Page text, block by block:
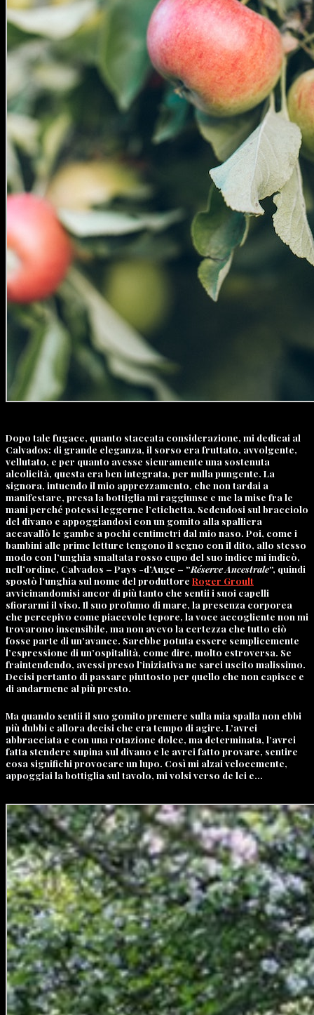
Dopo tale fugace, quanto staccata considerazione, mi dedicai al
Calvados: di grande eleganza, il sorso era fruttato, avvolgente,
vellutato, e per quanto avesse sicuramente una sostenuta
alcolicità, questa era ben integrata, per nulla pungente. La
signora, intuendo il mio apprezzamento, che non tardai a
manifestare, presa la bottiglia mi raggiunse e me la mise fra le
mani perché potessi leggerne l’etichetta. Sedendosi sul bracciolo
del divano e appoggiandosi con un gomito alla spalliera
accavallò le gambe a pochi centimetri dal mio naso. Poi, come i
bambini alle prime letture tengono il segno con il dito, allo stesso
modo con l’unghia smaltata rosso cupo del suo indice mi indicò,
nell’ordine, Calvados – Pays -d’Auge – “Réserve Ancestrale“, quindi
spostò l’unghia sul nome del produttore Roger Groult
avvicinandomisi ancor di più tanto che sentii i suoi capelli
sfiorarmi il viso. Il suo profumo di mare, la presenza corporea
che percepivo come piacevole tepore, la voce accogliente non mi
trovarono insensibile, ma non avevo la certezza che tutto ciò
fosse parte di un’avance. Sarebbe potuta essere semplicemente
l’espressione di un’ospitalità, come dire, molto estroversa. Se
fraintendendo, avessi preso l’iniziativa ne sarei uscito malissimo.
Decisi pertanto di passare piuttosto per quello che non capisce e
di andarmene al più presto.
Ma quando sentii il suo gomito premere sulla mia spalla non ebbi
più dubbi e allora decisi che era tempo di agire. L’avrei
abbracciata e con una rotazione dolce, ma determinata, l’avrei
fatta stendere supina sul divano e le avrei fatto provare, sentire
cosa significhi provocare un lupo. Così mi alzai velocemente,
appoggiai la bottiglia sul tavolo, mi volsi verso de lei e…